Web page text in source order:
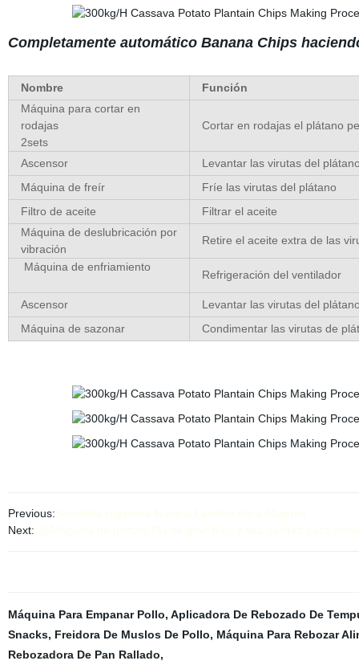
Completamente automático Banana Chips
Nombre
Función
Máquina para cortar en
rodajas
2sets
Cortar en rodajas el plátano
Ascensor
Levantar las virutas del
Máquina de freír
Fríe las virutas del plátano
Filtro de aceite
Filtrar el aceite
Máquina de deslubricación por
vibración
Retire el aceite extra de las
Máquina de enfriamiento
Refrigeración del ventilador
Ascensor
Levantar las virutas del
Máquina de sazonar
Condimentar las virutas de
Previous:
Next:
Máquina Para Empanar Pollo, Aplicadora De Rebozado De
Snacks, Freidora De Muslos De Pollo, Máquina Para Rebozar
Rebozadora De Pan Rallado,